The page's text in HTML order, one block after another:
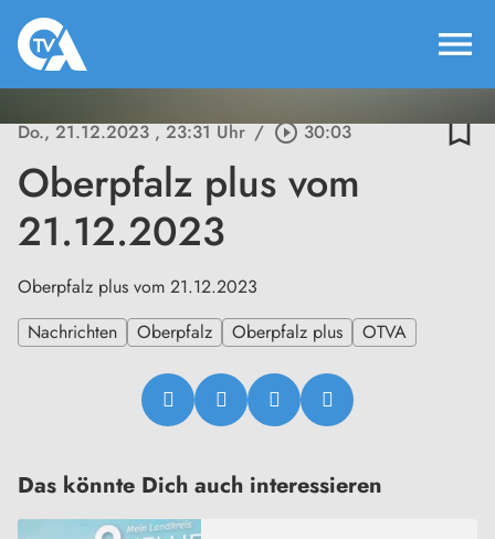
menu
Do., 21.12.2023, 23:31 Uhr / play_circle_outline30:03 bookmark_border
Oberpfalz plus vom
21.12.2023
Oberpfalz plus vom 21.12.2023
Nachrichten
Oberpfalz Oberpfalz plus OTVA
Das könnte Dich auch interessieren